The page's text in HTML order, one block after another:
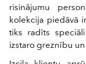
risinājumu
kolekcija piedāvā
tiks radīts
izstaro greznību